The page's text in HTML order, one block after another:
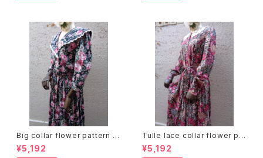
Big collar flower pattern dr
ess ビッグカラー 花柄 ワンピ
ース
¥5,192
Tulle lace collar flower pat
tern dress チュールレースカラ
ー 花柄 ワンピース
¥5,192